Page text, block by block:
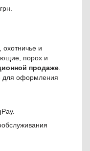
и
порох и
продаже
для оформления